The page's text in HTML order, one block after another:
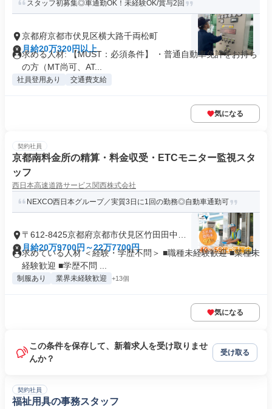
スタッフ初募集◎車通勤OK！未経験OK/賞与2回
京都府京都市伏見区横大路千両松町
月給20万320円以上
求める人材: 【MUST：必須条件】 ・普通自動車免許をお持ち
の方（MT尚可、AT...
社員登用あり 交通費支給
気になる
契約社員
京都南料金所の精算・料金収受・ETCモニター監視スタ
ッフ
西日本高速道路サービス関西株式会社
NEXCO西日本グループ／実質3日に1回の勤務◎自動車通勤可
〒612-8425京都府京都市伏見区竹田田中殿
町
月給20万9700円～22万7700円
求めている人材 ＜経験・学歴不問＞ ■職種未経験歓迎 ■業種未
経験歓迎 ■学歴不問 ...
制服あり 業界未経験歓迎 +13個
気になる
この条件を保存して、新着求人を受け取りませ
んか？
受け取る
契約社員
福祉用具の事務スタッフ